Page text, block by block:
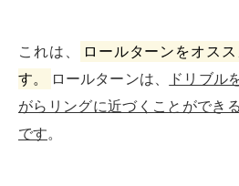
これは、
ロールターンをオス
す。
ロールターンは、
ドリブル
がらリングに近づくことができ
です。